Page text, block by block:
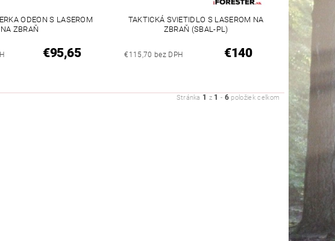
ODEON S LASEROM
NA ZBRAŇ
€95,65
TAKTICKÁ SVIETIDLO S LASEROM NA
ZBRAŇ (SBAL-PL)
€115,70 bez DPH €140
Stránka 1 z 1 - 6 položiek celkom